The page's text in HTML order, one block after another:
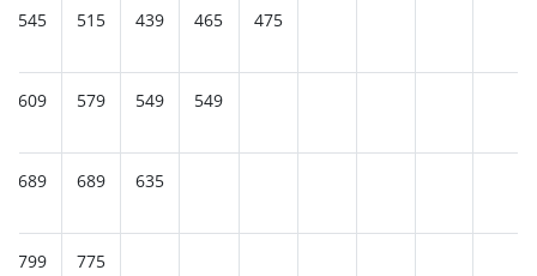
545 515 439 465 475
609 579 549 549
689 689 635
799 775